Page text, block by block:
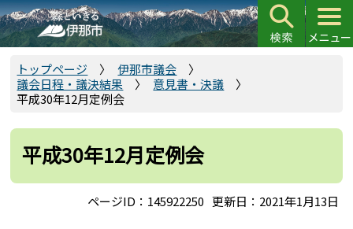
こ
の
ペ
先
トップページ
伊那市議会
議会日程・議決結果
意見書・決議
平成30年12月定例会
平成30年12月定例会
ページID：145922250 更新日：2021年1月13日